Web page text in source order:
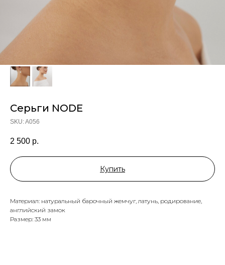
Серьги NODE
SKU:A056
2 500 р.
Купить
Материал: натуральный барочный жемчуг, латунь, родирование,
английский замок
Размер: 33 мм